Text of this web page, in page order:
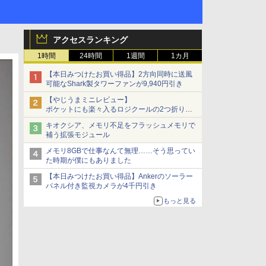
アクセスランキング
1時間 24時間 1週間 1カ月
【本日みつけたお買い得品】2方向同時に送風
可能なShark製タワーファンが9,940円引き
【やじうまミニレビュー】
ポケットにも楽々入るロジクールの2つ折りマ
ウス「Mobi Fold」。その気になるギミックと
は？
キオクシア、メモリ不足をフラッシュメモリで
補う拡張モジュール
メモリ8GBで仕事なんて無理……そう思ってい
た時期が僕にもありました
【本日みつけたお買い得品】Ankerのソーラー
パネル付き監視カメラが4千円引き
もっと見る